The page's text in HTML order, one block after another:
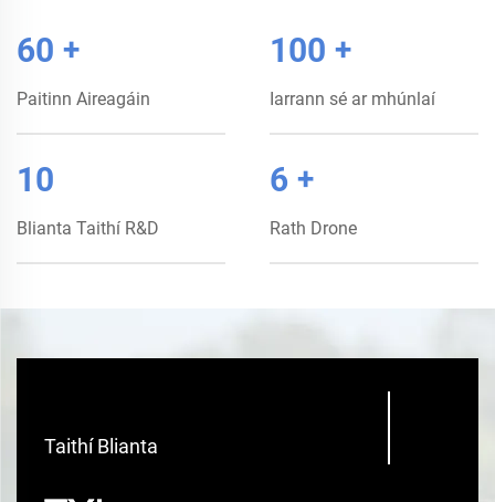
60 +
Paitinn Aireagáin
100 +
Iarrann sé ar mhúnlaí
10
Blianta Taithí R&D
6 +
Rath Drone
Taithí Blianta